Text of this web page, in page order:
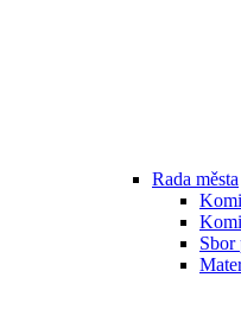
Rada města
Sbor